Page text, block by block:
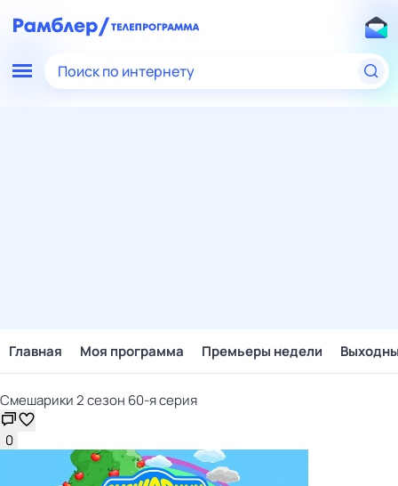
Поиск по интернету
Главная Моя программа Премьеры недели
Смешарики 2 сезон 60-я серия
0